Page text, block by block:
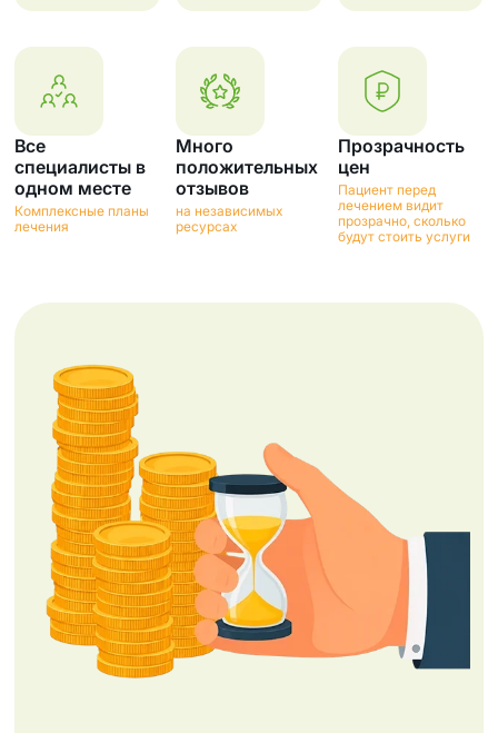
Все
специалисты в
одном месте
Комплексные планы
лечения
Много
положительных
отзывов
на независимых
ресурсах
Прозрачность
цен
Пациент перед
лечением видит
прозрачно, сколько
будут стоить услуги